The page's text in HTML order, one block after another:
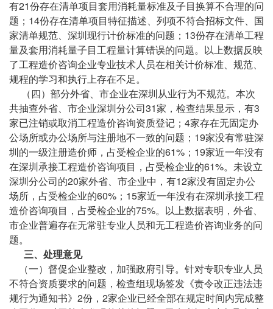
有21份存在清单项目套用消耗量标准及子目换算不合理的问
题；14份存在清单项目特征描述、列项不符合招标文件、国
家清单规范、深圳现行计价标准的问题；13份存在清单工程
量及套用消耗量子目工程量计算错误的问题。以上数据反映
了工程造价咨询企业专业技术人员在相关计价标准、规范、
规程的学习和执行上存在不足。
（四）部分外省、市企业在深圳从业行为不规范。本次
共抽查外省、市企业深圳分公司31家，检查结果显示，有3
家已注销或取消工程造价咨询资质登记；4家存在无固定办
公场所或办公场所与注册地不一致的问题；19家没有常驻深
圳的一级注册造价师，占受检企业的61%；19家近一年没有
在深圳承接工程造价咨询项目，占受检企业的61%。未设立
深圳分公司的20家外省、市企业中，有12家没有固定办公
场所，占受检企业的60%；15家近一年没有在深圳承接工程
造价咨询项目，占受检企业的75%。以上数据表明，外省、
市企业普遍存在无常驻专业人员和无工程造价咨询业务的问
题。
三、处理意见
（一）督促企业整改，加强政府引导。针对专职专业人员
不符合资质要求的问题，检查组现场签发《责令改正违法违
规行为通知书》2份，2家企业已经全部在规定时间内完成整